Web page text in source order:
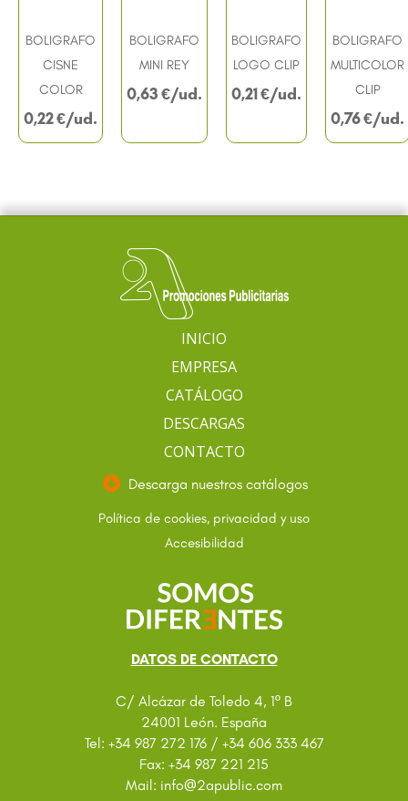
BOLIGRAFO
CISNE
COLOR
0,22€
BOLIGRAFO
MINI REY
0,63€
BOLIGRAFO
LOGO CLIP
0,21€
BOLIGRAFO
MULTICOLOR
CLIP
0,76€
INICIO
EMPRESA
CATÁLOGO
DESCARGAS
CONTACTO
Descarga nuestros catálogos
Política de cookies, privacidad y uso
Accesibilidad
DATOS DE CONTACTO
C/ Alcázar de Toledo 4, 1º B
24001 León. España
Tel: +34 987 272 176 / +34 606 333 467
Fax: +34 987 221 215
Mail: info@2apublic.com